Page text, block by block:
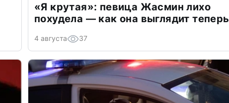
«Я крутая»: певица Жасмин лихо
похудела — как она выглядит теперь
4 августа 37